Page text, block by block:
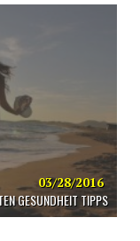
03/28/2016
GESUNDHEIT TIPPS